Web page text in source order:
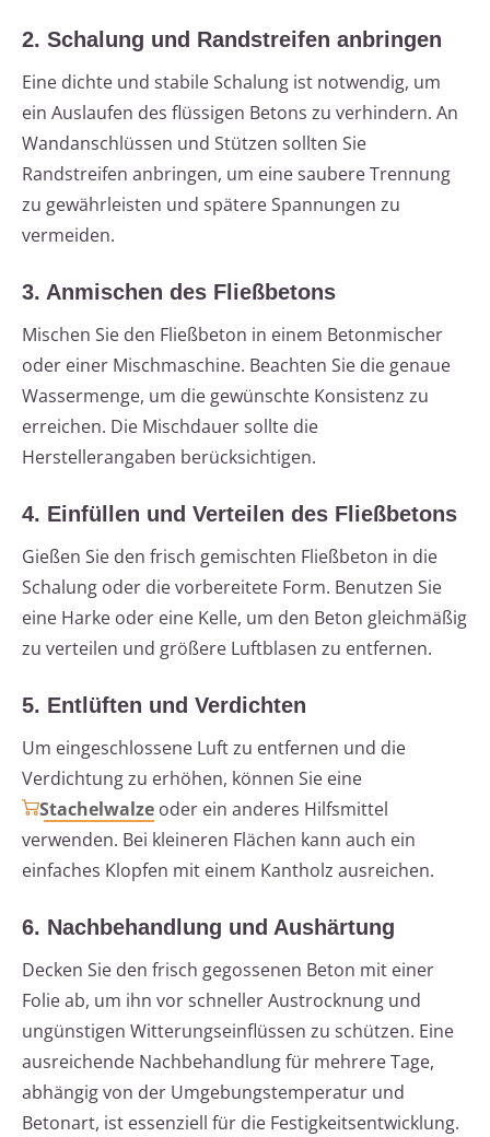
2. Schalung und Randstreifen anbringen
Eine dichte und stabile Schalung ist notwendig, um
ein Auslaufen des flüssigen Betons zu verhindern. An
Wandanschlüssen und Stützen sollten Sie
Randstreifen anbringen, um eine saubere Trennung
zu gewährleisten und spätere Spannungen zu
vermeiden.
3. Anmischen des Fließbetons
Mischen Sie den Fließbeton in einem Betonmischer
oder einer Mischmaschine. Beachten Sie die genaue
Wassermenge, um die gewünschte Konsistenz zu
erreichen. Die Mischdauer sollte die
Herstellerangaben berücksichtigen.
4. Einfüllen und Verteilen des Fließbetons
Gießen Sie den frisch gemischten Fließbeton in die
Schalung oder die vorbereitete Form. Benutzen Sie
eine Harke oder eine Kelle, um den Beton gleichmäßig
zu verteilen und größere Luftblasen zu entfernen.
5. Entlüften und Verdichten
Um eingeschlossene Luft zu entfernen und die
Verdichtung zu erhöhen, können Sie eine
Stachelwalze oder ein anderes Hilfsmittel
verwenden. Bei kleineren Flächen kann auch ein
einfaches Klopfen mit einem Kantholz ausreichen.
6. Nachbehandlung und Aushärtung
Decken Sie den frisch gegossenen Beton mit einer
Folie ab, um ihn vor schneller Austrocknung und
ungünstigen Witterungseinflüssen zu schützen. Eine
ausreichende Nachbehandlung für mehrere Tage,
abhängig von der Umgebungstemperatur und
Betonart, ist essenziell für die Festigkeitsentwicklung.